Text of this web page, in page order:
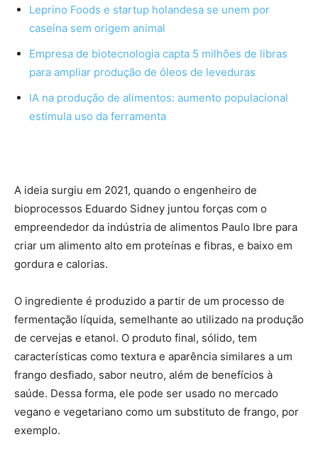
Leprino Foods e startup holandesa se unem por
caseína sem origem animal
Empresa de biotecnologia capta 5 milhões de libras
para ampliar produção de óleos de leveduras
IA na produção de alimentos: aumento populacional
estimula uso da ferramenta
A ideia surgiu em 2021, quando o engenheiro de
bioprocessos Eduardo Sidney juntou forças com o
empreendedor da indústria de alimentos Paulo Ibre para
criar um alimento alto em proteínas e fibras, e baixo em
gordura e calorias.
O ingrediente é produzido a partir de um processo de
fermentação líquida, semelhante ao utilizado na produção
de cervejas e etanol. O produto final, sólido, tem
características como textura e aparência similares a um
frango desfiado, sabor neutro, além de benefícios à
saúde. Dessa forma, ele pode ser usado no mercado
vegano e vegetariano como um substituto de frango, por
exemplo.